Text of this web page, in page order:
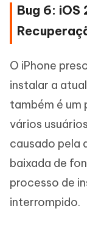
Bug 6: iOS
O iPhone
instalar a
também é um
vários
causado pela
baixada de
processo de
interrompido.